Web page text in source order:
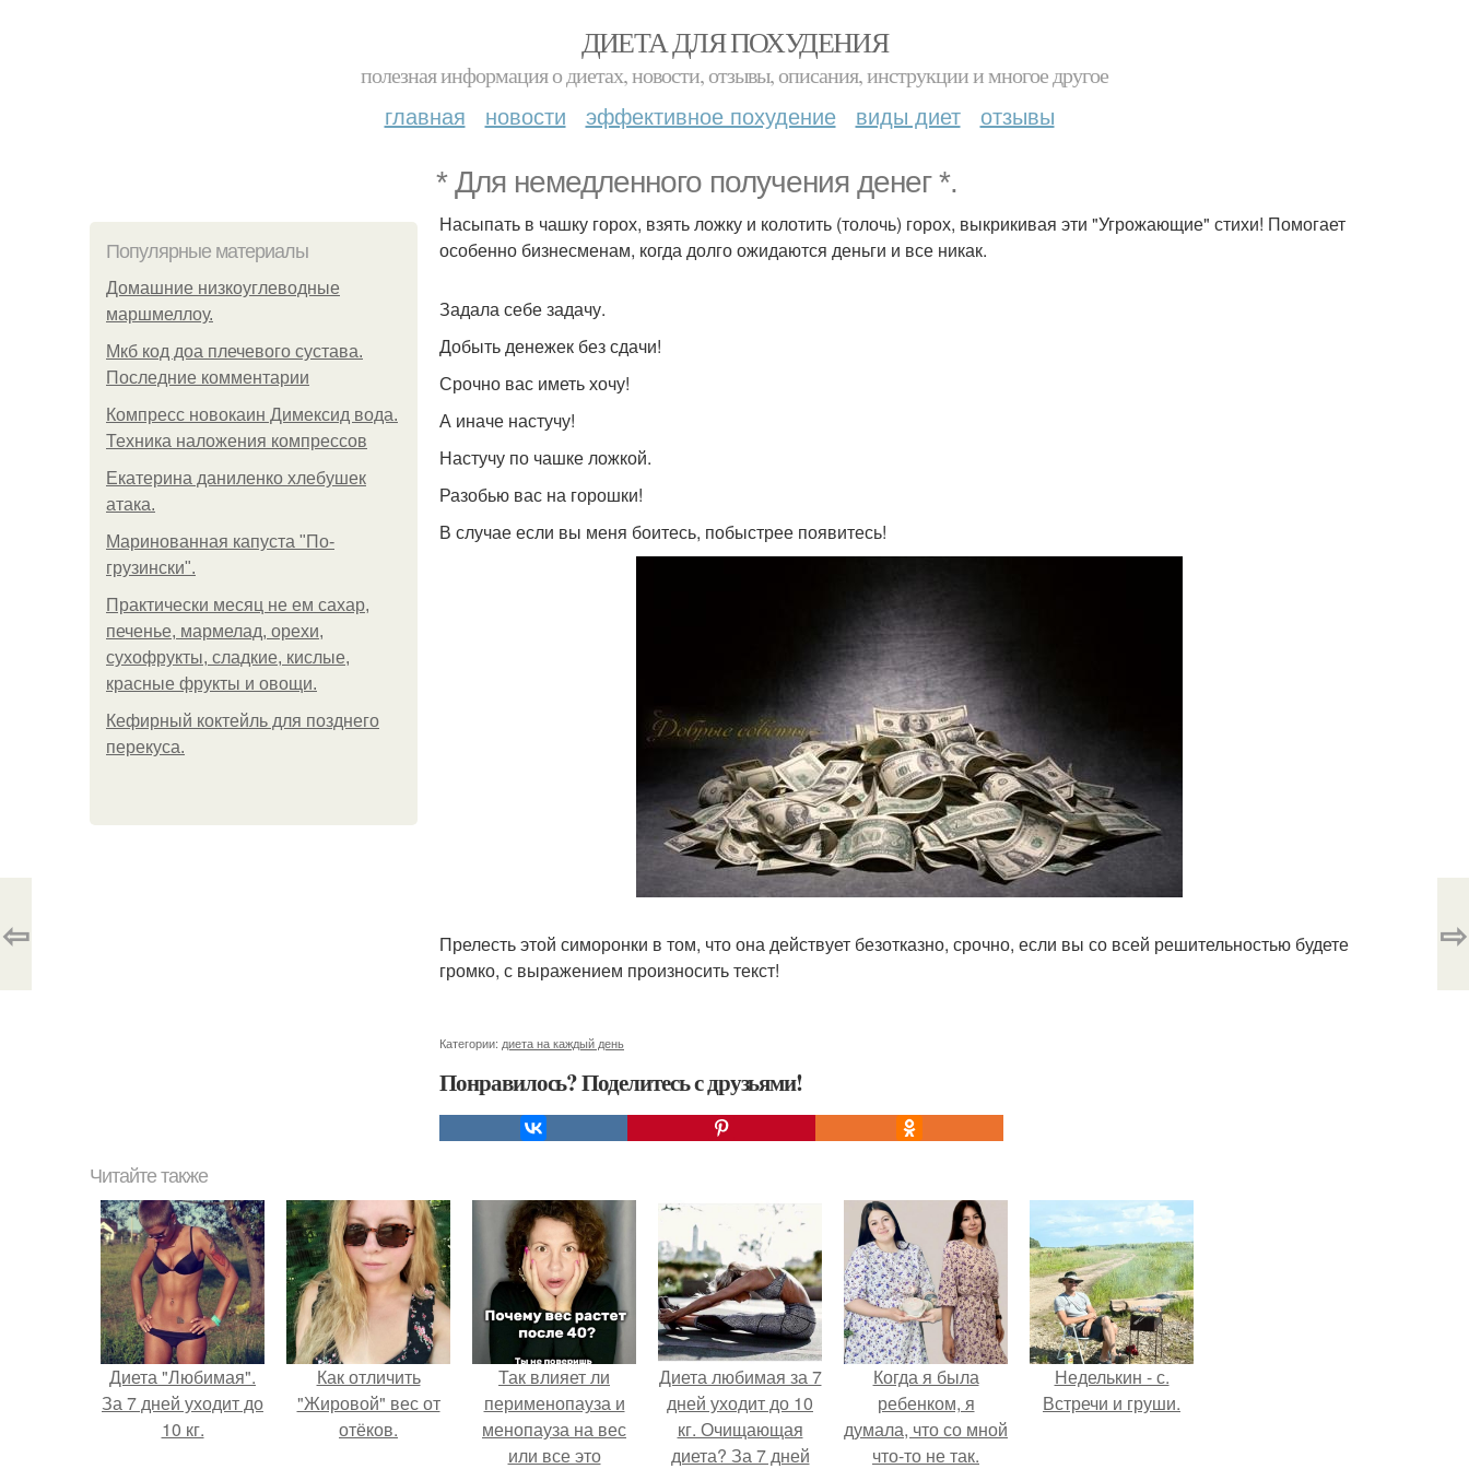
ДИЕТА ДЛЯ ПОХУДЕНИЯ
полезная информация о диетах, новости, отзывы, описания, инструкции и многое другое
главная новости эффективное похудение виды диет отзывы
* Для немедленного получения денег *.
Популярные материалы
Домашние низкоуглеводные
маршмеллоу.
Мкб код доа плечевого сустава.
Последние комментарии
Компресс новокаин Димексид вода.
Техника наложения компрессов
Екатерина даниленко хлебушек
атака.
Маринованная капуста "По-
грузински".
Практически месяц не ем сахар,
печенье, мармелад, орехи,
сухофрукты, сладкие, кислые,
красные фрукты и овощи.
Кефирный коктейль для позднего
перекуса.
Насыпать в чашку горох, взять ложку и колотить (толочь) горох, выкрикивая эти "Угрожающие" стихи! Помогает
особенно бизнесменам, когда долго ожидаются деньги и все никак.
Задала себе задачу.
Добыть денежек без сдачи!
Срочно вас иметь хочу!
А иначе настучу!
Настучу по чашке ложкой.
Разобью вас на горошки!
В случае если вы меня боитесь, побыстрее появитесь!
Прелесть этой симоронки в том, что она действует безотказно, срочно, если вы со всей решительностью будете
громко, с выражением произносить текст!
Категории: диета на каждый день
Понравилось? Поделитесь с друзьями!
⇦ ⇨
Читайте также
Диета "Любимая".
За 7 дней уходит до
10 кг.
Как отличить
"Жировой" вес от
отёков.
Так влияет ли
перименопауза и
менопауза на вес
или все это
Диета любимая за 7
дней уходит до 10
кг. Очищающая
диета? За 7 дней
Когда я была
ребенком, я
думала, что со мной
что-то не так.
Неделькин - с.
Встречи и груши.